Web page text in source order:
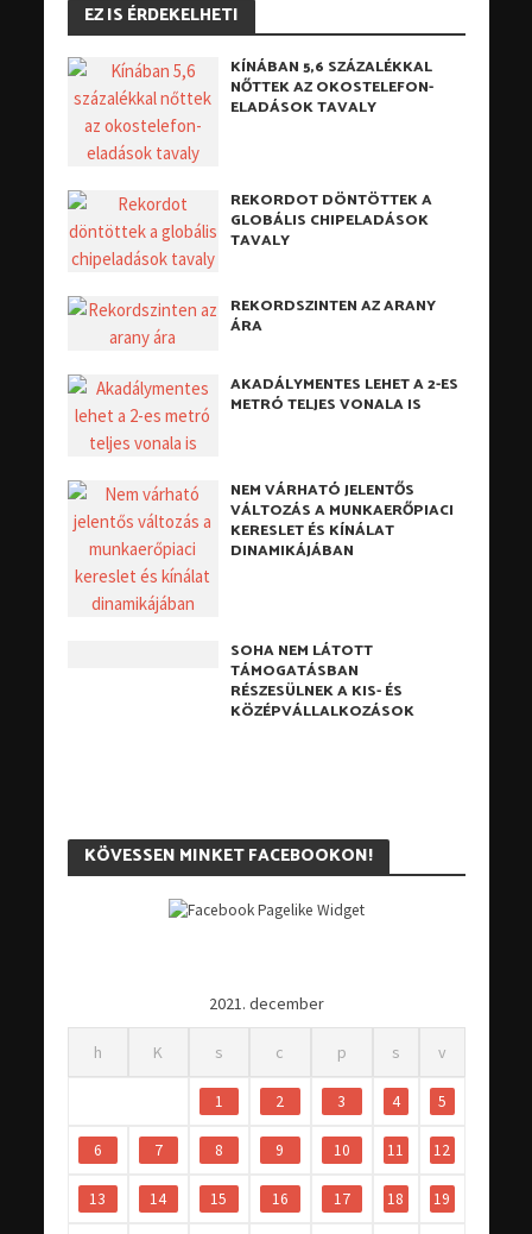
EZ IS ÉRDEKELHETI
KÍNÁBAN 5,6 SZÁZALÉKKAL
NŐTTEK AZ OKOSTELEFON-
ELADÁSOK TAVALY
REKORDOT DÖNTÖTTEK A
GLOBÁLIS CHIPELADÁSOK
TAVALY
REKORDSZINTEN AZ ARANY
ÁRA
AKADÁLYMENTES LEHET A 2-ES
METRÓ TELJES VONALA IS
NEM VÁRHATÓ JELENTŐS
VÁLTOZÁS A MUNKAERŐPIACI
KERESLET ÉS KÍNÁLAT
DINAMIKÁJÁBAN
SOHA NEM LÁTOTT
TÁMOGATÁSBAN
RÉSZESÜLNEK A KIS- ÉS
KÖZÉPVÁLLALKOZÁSOK
KÖVESSEN MINKET FACEBOOKON!
2021. december
h K s c p s v
1 2 3 4 5
6 7 8 9 10 11 12
13 14 15 16 17 18 19